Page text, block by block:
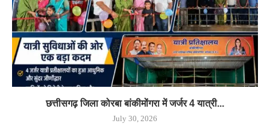
छत्तीसगढ़ जिला कोरबा बांकीमोंगरा में जर्जर 4 यात्री...
July 30, 2026